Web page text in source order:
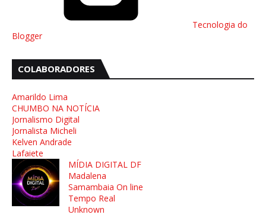
Tecnologia do
Blogger
COLABORADORES
Amarildo Lima
CHUMBO NA NOTÍCIA
Jornalismo Digital
Jornalista Micheli
Kelven Andrade
Lafaiete
MÍDIA DIGITAL DF
Madalena
Samambaia On line
Tempo Real
Unknown